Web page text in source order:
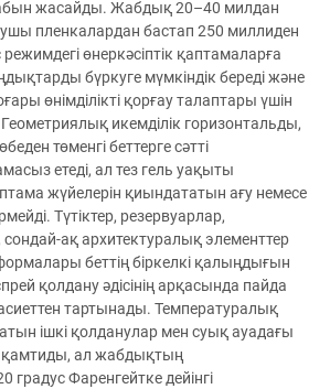
жасайды. Жабдық 20–40 милдан
пленкалардан бастап 250 миллиден
өнеркәсіптік қаптамаларға
бүркуге мүмкіндік береді және
өнімділікті қорғау талаптары үшін
икемділік горизонтальды,
төменгі беттерге сәтті
етеді, ал тез гель уақыты
жүйелерін қиындататын ағу немесе
Түтіктер, резервуарлар,
ақ архитектуралық элементтер
беттің біркелкі қалыңдығын
қолдану әдісінің арқасында пайда
тартынады. Температуралық
ішкі қолданулар мен суық ауадағы
ал жабдықтың
Фаренгейтке дейінгі